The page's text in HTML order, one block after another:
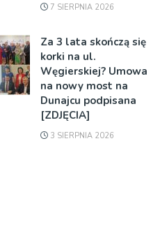
7 SIERPNIA 2026
Za 3 lata skończą się
korki na ul.
Węgierskiej? Umowa
na nowy most na
Dunajcu podpisana
[ZDJĘCIA]
3 SIERPNIA 2026